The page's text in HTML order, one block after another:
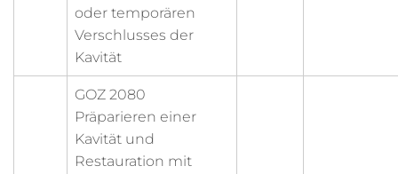
oder temporären
Verschlusses der
Kavität
GOZ 2080
Präparieren einer
Kavität und
Restauration mit